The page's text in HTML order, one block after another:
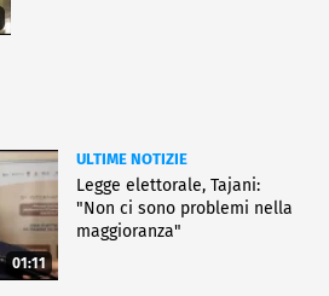
01:11
ULTIME NOTIZIE
Legge elettorale, Tajani:
"Non ci sono problemi nella
maggioranza"